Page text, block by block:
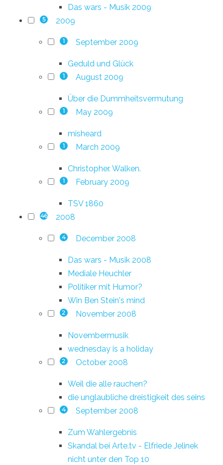
Das wars - Musik 2009
5 2009
1 September 2009
Geduld und Glück
1 August 2009
Über die Dummheitsvermutung
1 May 2009
misheard
1 March 2009
Christopher. Walken.
1 February 2009
TSV 1860
46 2008
4 December 2008
Das wars - Musik 2008
Mediale Heuchler
Politiker mit Humor?
Win Ben Stein's mind
2 November 2008
Novembermusik
wednesday is a holiday
2 October 2008
Weil die alle rauchen?
die unglaubliche dreistigkeit des seins
4 September 2008
Zum Wahlergebnis
Skandal bei Arte.tv - Elfriede Jelinek
nicht unter den Top 10